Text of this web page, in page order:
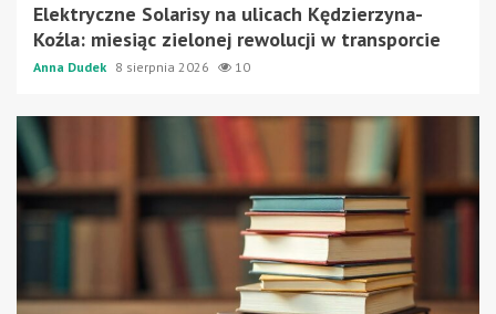
Elektryczne Solarisy na ulicach Kędzierzyna-
Koźla: miesiąc zielonej rewolucji w transporcie
Anna Dudek 8 sierpnia 2026 10